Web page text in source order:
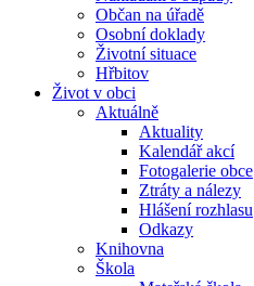
Občan na úřadě
Osobní doklady
Životní situace
Hřbitov
Život v obci
Aktuálně
Aktuality
Kalendář akcí
Fotogalerie obce
Ztráty a nálezy
Hlášení rozhlasu
Odkazy
Knihovna
Škola